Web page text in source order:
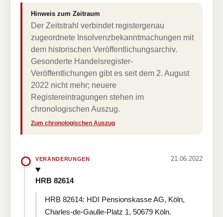
Hinweis zum Zeitraum
Der Zeitstrahl verbindet registergenau
zugeordnete Insolvenzbekanntmachungen mit
dem historischen Veröffentlichungsarchiv.
Gesonderte Handelsregister-
Veröffentlichungen gibt es seit dem 2. August
2022 nicht mehr; neuere
Registereintragungen stehen im
chronologischen Auszug.
Zum chronologischen Auszug
VERÄNDERUNGEN 21.06.2022
HRB 82614
HRB 82614: HDI Pensionskasse AG, Köln,
Charles-de-Gaulle-Platz 1, 50679 Köln.